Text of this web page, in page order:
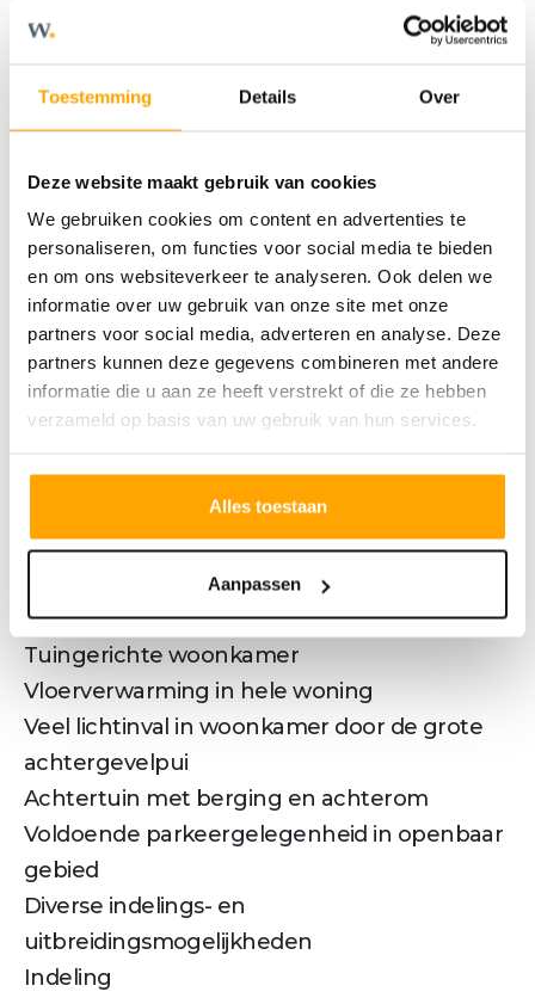
Toestemming Details Over
Deze website maakt gebruik van cookies
We gebruiken cookies om content en advertenties te
personaliseren, om functies voor social media te bieden
en om ons websiteverkeer te analyseren. Ook delen we
informatie over uw gebruik van onze site met onze
partners voor social media, adverteren en analyse. Deze
partners kunnen deze gegevens combineren met andere
informatie die u aan ze heeft verstrekt of die ze hebben
verzameld op basis van uw gebruik van hun services.
Alles toestaan
Aanpassen
Welkom in deze moderne en
comfortabele nieuwbouwwoning!
Deze woning heeft alles in huis om fijn te
wonen. Een doordachte indeling, veel
leefruimte, 3 volwaardige slaapkamers én
een ruime tweede verdieping. Daarnaast is
de woning zeer energiezuinig. Dat is goed
voor het milieu én jouw portemonnee. Meer
Ontdek dan de verschillende uitbreidings- en
indelingsmogelijkheden om van dit huis jouw
thuis te maken.
Zeer energiezuinige woning
Tuingerichte woonkamer
Vloerverwarming in hele woning
Veel lichtinval in woonkamer door de grote
achtergevelpui
Achtertuin met berging en achterom
Voldoende parkeergelegenheid in openbaar
gebied
Diverse indelings- en
uitbreidingsmogelijkheden
Indeling